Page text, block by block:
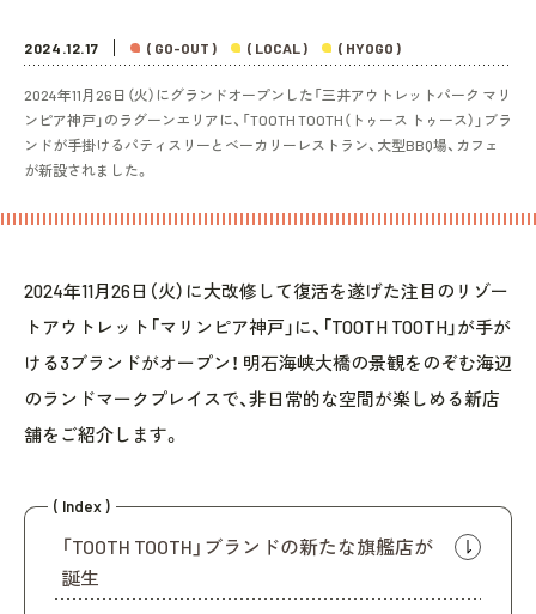
2024.12.17 ( GO-OUT ) ( LOCAL ) ( HYOGO )
2024年11月26日（火）にグランドオープンした「三井アウトレットパーク マリ
ンピア神戸」のラグーンエリアに、「TOOTH TOOTH（トゥース トゥース）」ブラ
ンドが手掛けるパティスリーとベーカリーレストラン、大型BBQ場、カフェ
が新設されました。
2024年11月26日（火）に大改修して復活を遂げた注目のリゾー
トアウトレット「マリンピア神戸」に、「TOOTH TOOTH」が手が
ける3ブランドがオープン！ 明石海峡大橋の景観をのぞむ海辺
のランドマークプレイスで、非日常的な空間が楽しめる新店
舗をご紹介します。
( Index )
「TOOTH TOOTH」ブランドの新たな旗艦店が
誕生